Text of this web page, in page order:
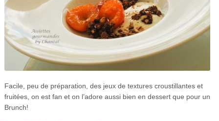
Facile, peu de préparation, des jeux de textures croustillantes et
fruitées, on est fan et on l’adore aussi bien en dessert que pour un
Brunch!